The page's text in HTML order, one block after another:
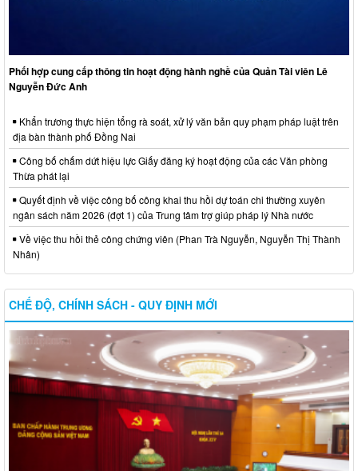
Phối hợp cung cấp thông tin hoạt động hành nghề của Quản Tài viên Lê
Nguyễn Đức Anh
Khẩn trương thực hiện tổng rà soát, xử lý văn bản quy phạm pháp luật trên
địa bàn thành phố Đồng Nai
Công bố chấm dứt hiệu lực Giấy đăng ký hoạt động của các Văn phòng
Thừa phát lại
Quyết định về việc công bố công khai thu hồi dự toán chi thường xuyên
ngân sách năm 2026 (đợt 1) của Trung tâm trợ giúp pháp lý Nhà nước
Về việc thu hồi thẻ công chứng viên (Phan Trà Nguyễn, Nguyễn Thị Thành
Nhân)
CHẾ ĐỘ, CHÍNH SÁCH - QUY ĐỊNH MỚI